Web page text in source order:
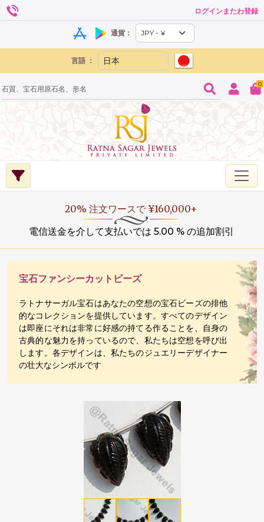
ログインまたわ登録
通貨：
言語 ：
0
20% 注文ワースで ¥160,000+
電信送金を介して支払いでは 5.00 % の追加割引
宝石ファンシーカットビーズ
ラトナサーガル宝石はあなたの空想の宝石ビーズの排他
的なコレクションを提供しています。すべてのデザイン
は即座にそれは非常に好感の持てる作ることを、自身の
古典的な魅力を持っているので、私たちは空想を呼び出
します。各デザインは、私たちのジュエリーデザイナー
の壮大なシンボルです